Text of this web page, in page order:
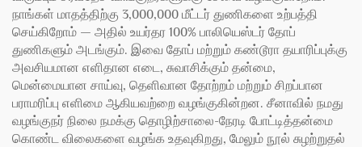
நாங்கள் மாதத்திற்கு 3,000,000 மீட்டர் துணிகளை உற்பத்தி
செய்கிறோம் — அதில் உயர்தர 100% பாலியெஸ்டர் தோப்
துணிகளும் அடங்கும். இவை தோப் மற்றும் கண்டூரா தயாரிப்புக்கு
அவசியமான எளிதான எடை, சுவாசிக்கும் தன்மை,
மென்மையான சாய்வு, தெளிவான தோற்றம் மற்றும் சிறப்பான
பராமரிப்பு எளிமை ஆகியவற்றை வழங்குகின்றன. சீனாவில் நமது
வழங்குநர் நிலை நமக்கு தொழிற்சாலை-நேரடி போட்டித்தன்மை
கொண்ட விலைகளை வழங்க உதவுகிறது, மேலும் நூல் சுழற்றுதல்